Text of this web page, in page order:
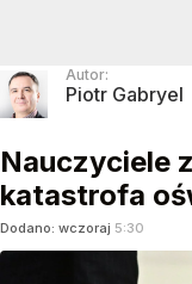
Autor:
Piotr Gabryel
Nauczyciele
katastrofa
Dodano: wczoraj 5:30